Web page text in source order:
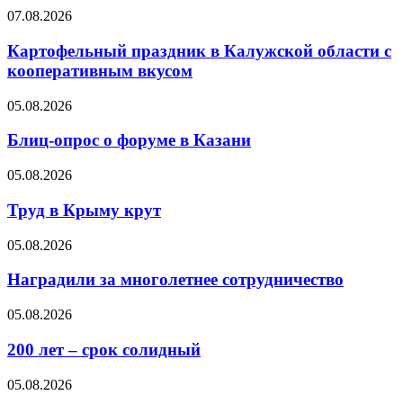
07.08.2026
Картофельный праздник в Калужской области с
кооперативным вкусом
05.08.2026
Блиц-опрос о форуме в Казани
05.08.2026
Труд в Крыму крут
05.08.2026
Наградили за многолетнее сотрудничество
05.08.2026
200 лет – срок солидный
05.08.2026